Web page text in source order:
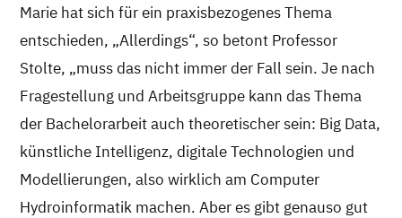
Marie hat sich für ein praxisbezogenes Thema
entschieden, „Allerdings“, so betont Professor
Stolte, „muss das nicht immer der Fall sein. Je nach
Fragestellung und Arbeitsgruppe kann das Thema
der Bachelorarbeit auch theoretischer sein: Big Data,
künstliche Intelligenz, digitale Technologien und
Modellierungen, also wirklich am Computer
Hydroinformatik machen. Aber es gibt genauso gut